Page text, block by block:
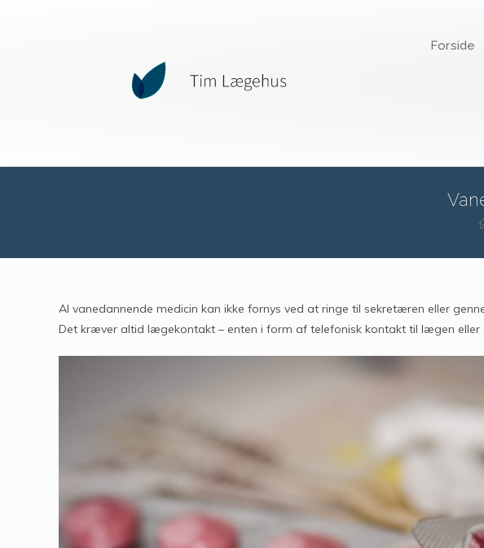
Forside
Al vanedannende medicin kan ikke fornys ved at ringe til sekretæren eller
Det kræver altid lægekontakt – enten i form af telefonisk kontakt til lægen eller